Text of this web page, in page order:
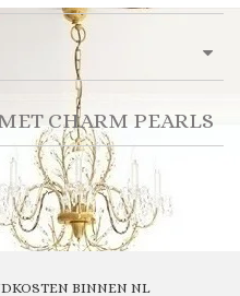
CHARM PEARLS
BINNEN NL